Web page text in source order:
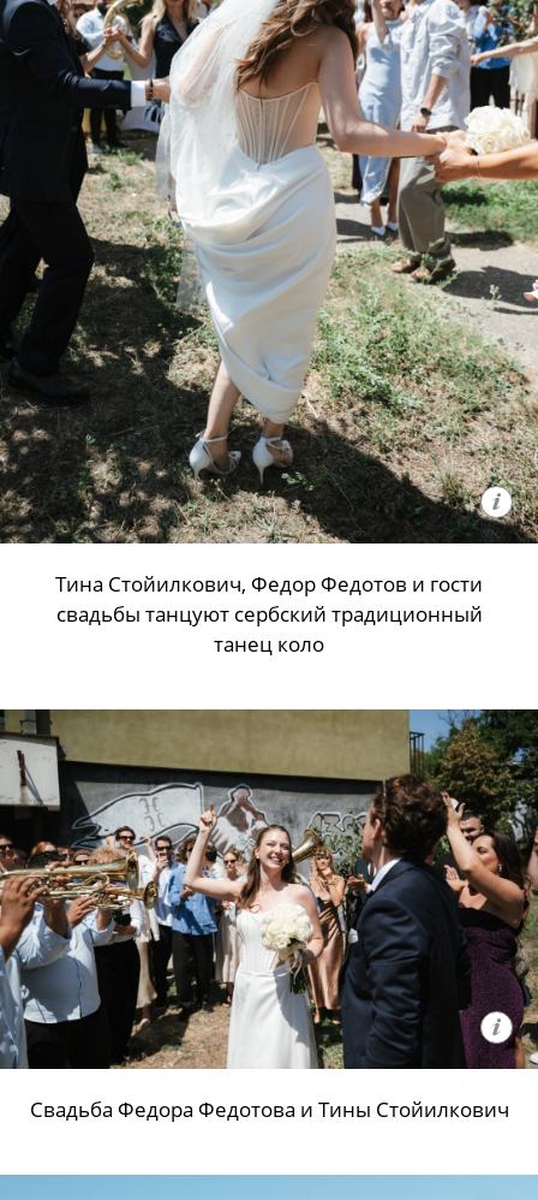
Тина Стойилкович, Федор Федотов и гости
свадьбы танцуют сербский традиционный
танец коло
Свадьба Федора Федотова и Тины Стойилкович